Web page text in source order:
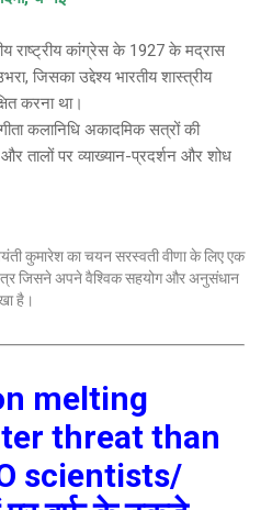
राष्ट्रीय कांग्रेस के 1927 के मद्रास
जिसका उद्देश्य भारतीय शास्त्रीय
करना था।
कलानिधि अकादमिक सत्रों की
तालों पर व्याख्यान-प्रदर्शन और शोध
कुमारेश का चयन सरस्वती वीणा के लिए एक
जिसने अपने वैश्विक सहयोग और अनुसंधान
है।
melting
threat than
scientists/